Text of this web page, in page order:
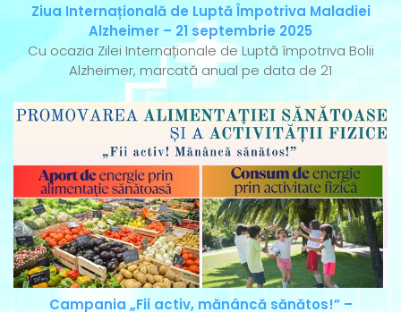
Ziua Internațională de Luptă Împotriva Maladiei
Alzheimer – 21 septembrie 2025
Cu ocazia Zilei Internaționale de Luptă împotriva Bolii
Alzheimer, marcată anual pe data de 21
Campania „Fii activ, mănâncă sănătos!” –